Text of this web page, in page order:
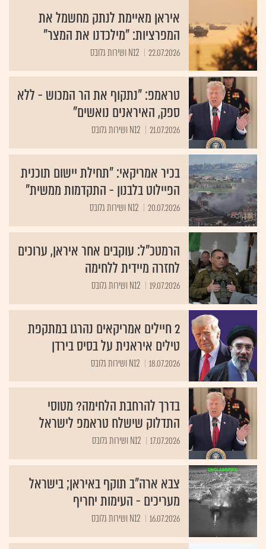
איראן מאיימת לנתק מחשמל את
המפרציות: "מילכדנו את המצר"
22.07.2026 N12 ושירות גלובס
טראמפ: "נתקוף את הר המכוש - ללא
ספק, האיראנים נואשים"
21.07.2026 N12 ושירות גלובס
בכיר אמריקאי: "תחילת יישום תוכנית
הפיילוט בלבנון - התקדמות ממשית"
20.07.2026 N12 ושירות גלובס
הרמטכ"ל: עוקבים אחר איראן, ערוכים
לחזרה מיידית ללחימה
19.07.2026 N12 ושירות גלובס
2 חיילים אמריקאים נהרגו במתקפת
טילים איראנית על בסיס בירדן
18.07.2026 N12 ושירות גלובס
בדרך להרחבת הלחימה? מטוסי
התדלוק שישלח טראמפ לישראל
17.07.2026 N12 ושירות גלובס
צבא ארה"ב תוקף באיראן; בישראל
מעריכים - העימות יחריף
16.07.2026 N12 ושירות גלובס